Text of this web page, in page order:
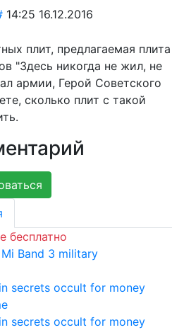
14:25 16.12.2016
плит, предлагаемая плита
"Здесь никогда не жил, не
армии, Герой Советского
сколько плит с такой
бесплатно
Band 3 military
secrets occult for money
secrets occult for money